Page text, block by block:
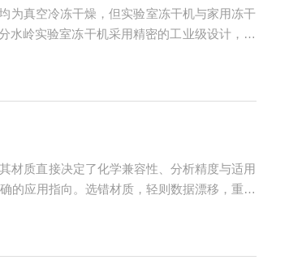
为真空冷冻干燥，但实验室冻干机与家用冻干
水岭实验室冻干机采用精密的工业级设计，核
材质直接决定了化学兼容性、分析精度与适用
的应用指向。选错材质，轻则数据漂移，重则